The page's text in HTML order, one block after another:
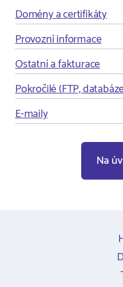
Domény a certifikáty
Provozní informace
Ostatní a fakturace
Pokročilé (FTP,
E-maily
Na